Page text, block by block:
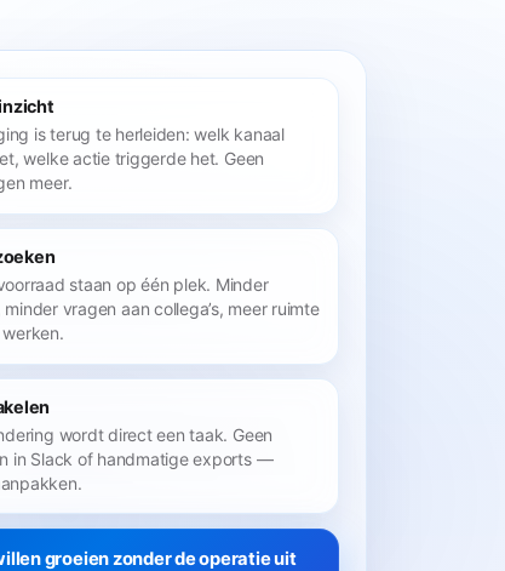
is terug te herleiden: welk kanaal
welke actie triggerde het. Geen
meer.
staan op één plek. Minder
vragen aan collega’s, meer ruimte
wordt direct een taak. Geen
in Slack of handmatige exports —
groeien zonder de operatie uit